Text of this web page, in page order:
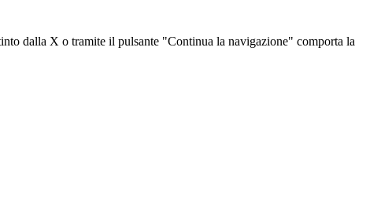
dalla X o tramite il pulsante "Continua la navigazione" comporta la